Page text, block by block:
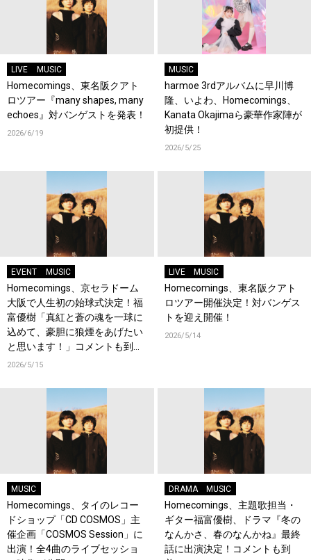
LIVE MUSIC
Homecomings、東名阪クアト
ロツアー『many shapes, many
echoes』対バンゲストを発表！
2026/6/19
MUSIC
harmoe 3rdアルバムに早川博
隆、いよわ、Homecomings、
Kanata Okajimaら豪華作家陣が
初提供！
2026/5/25
EVENT MUSIC
Homecomings、京セラドーム
大阪で人生初の始球式決定！福
富優樹「真紅と蒼の魂を一球に
込めて、豪胆に狼煙をあげたい
と思います！」コメントも到
着！
2026/5/15
LIVE MUSIC
Homecomings、東名阪クアト
ロツアー開催決定！対バンゲス
トを迎え開催！
2026/5/14
MUSIC
Homecomings、タイのレコー
ドショップ「CD COSMOS」主
催企画「COSMOS Session」に
出演！全4曲のライブセッショ
DRAMA MUSIC
Homecomings、主題歌担当・
ギター福富優樹、ドラマ『冬の
なんかさ、春のなんかね』最終
話に出演決定！コメントも到